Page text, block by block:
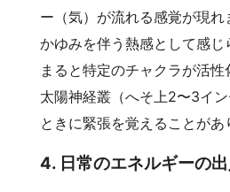
ー（気）が流れる感覚が現れ
かゆみを伴う熱感として感じ
まると特定のチャクラが活
太陽神経叢（へそ上2〜3イ
ときに緊張を覚えることがあ
4. 日常のエネルギーの